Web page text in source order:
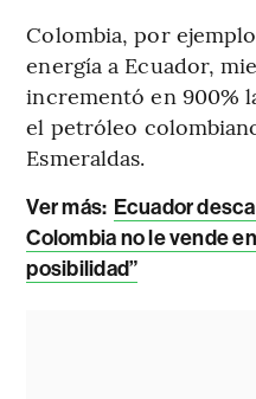
Colombia, por
energía a Ecuador,
incrementó en 900%
el petróleo
Esmeraldas.
Ver más: Ecuador
Colombia no le vende
posibilidad”